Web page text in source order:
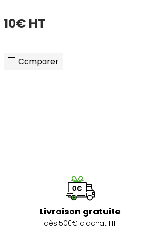
10€ HT
Comparer
Livraison gratuite
dès 500€ d'achat HT